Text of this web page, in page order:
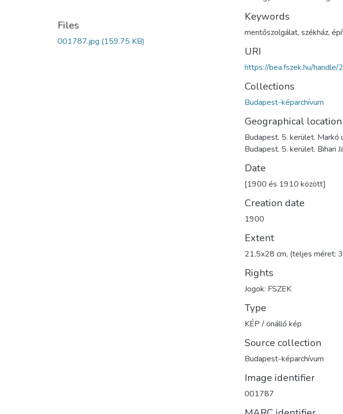
Files
001787.jpg (159.75 KB)
Keywords
mentőszolgálat, székház,
URI
https://bea.fszek.hu/
Collections
Budapest-képarchívum
Geographical location
Budapest. 5. kerület. Markó
Budapest. 5. kerület. Bihari
Date
[1900 és 1910 között]
Creation date
1900
Extent
21,5x28 cm, (teljes méret:
Rights
Jogok: FSZEK
Type
KÉP / önálló kép
Source collection
Budapest-képarchívum
Image identifier
001787